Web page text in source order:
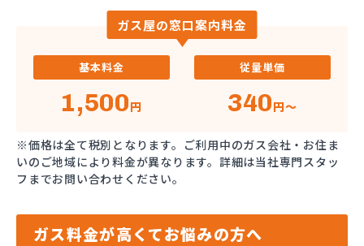
ガス屋の窓口案内料金
基本料金
1,500円
従量単価
340円～
※価格は全て税別となります。ご利用中のガス会社・お住ま
いのご地域により料金が異なります。詳細は当社専門スタッ
フまでお問い合わせください。
ガス料金が高くてお悩みの方へ